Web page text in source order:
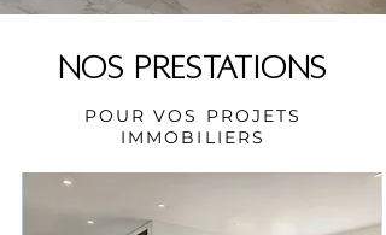
NOS PRESTATIONS
POUR VOS PROJETS
IMMOBILIERS